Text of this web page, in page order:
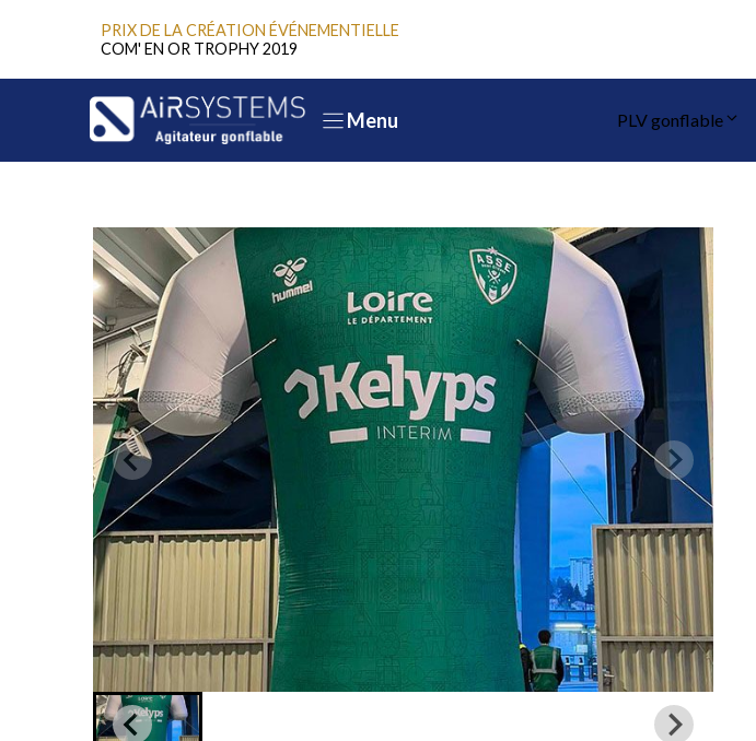
PRIX DE LA CRÉATION ÉVÉNEMENTIELLE
COM' EN OR TROPHY 2019
Menu PLV gonflable